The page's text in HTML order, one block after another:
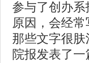
参与了创办
原因，会经
那些文字很
院报发表了